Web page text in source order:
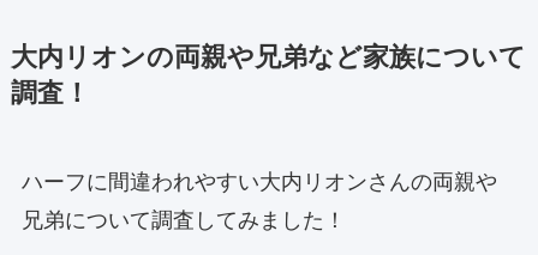
大内リオンの両親や兄弟など家族について
調査！
ハーフに間違われやすい大内リオンさんの両親や
兄弟について調査してみました！